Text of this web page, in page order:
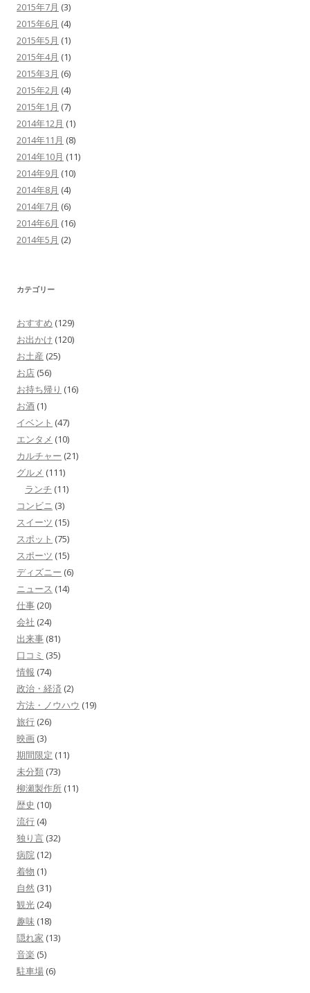
2015年7月 (3)
2015年6月 (4)
2015年5月 (1)
2015年4月 (1)
2015年3月 (6)
2015年2月 (4)
2015年1月 (7)
2014年12月 (1)
2014年11月 (8)
2014年10月 (11)
2014年9月 (10)
2014年8月 (4)
2014年7月 (6)
2014年6月 (16)
2014年5月 (2)
カテゴリー
おすすめ (129)
お出かけ (120)
お土産 (25)
お店 (56)
お持ち帰り (16)
お酒 (1)
イベント (47)
エンタメ (10)
カルチャー (21)
グルメ (111)
ランチ (11)
コンビニ (3)
スイーツ (15)
スポット (75)
スポーツ (15)
ディズニー (6)
ニュース (14)
仕事 (20)
会社 (24)
出来事 (81)
口コミ (35)
情報 (74)
政治・経済 (2)
方法・ノウハウ (19)
旅行 (26)
映画 (3)
期間限定 (11)
未分類 (73)
柳瀬製作所 (11)
歴史 (10)
流行 (4)
独り言 (32)
病院 (12)
着物 (1)
自然 (31)
観光 (24)
趣味 (18)
隠れ家 (13)
音楽 (5)
駐車場 (6)